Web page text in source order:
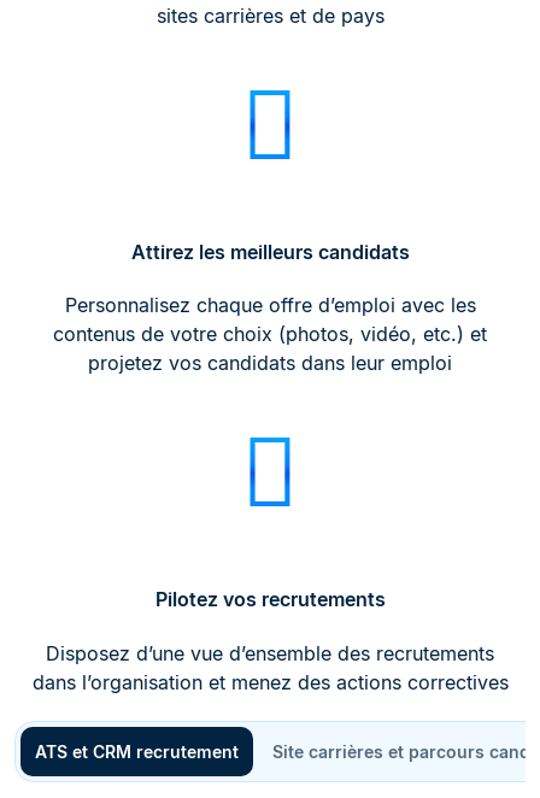
sites carrières et de pays
Attirez les meilleurs candidats
Personnalisez chaque offre d’emploi avec les
contenus de votre choix (photos, vidéo, etc.) et
projetez vos candidats dans leur emploi
Pilotez vos recrutements
Disposez d’une vue d’ensemble des recrutements
dans l’organisation et menez des actions correctives
ATS et CRM recrutement Site carrières et parcours